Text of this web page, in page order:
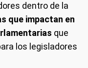
dentro de la
que impactan en
que
los legisladores